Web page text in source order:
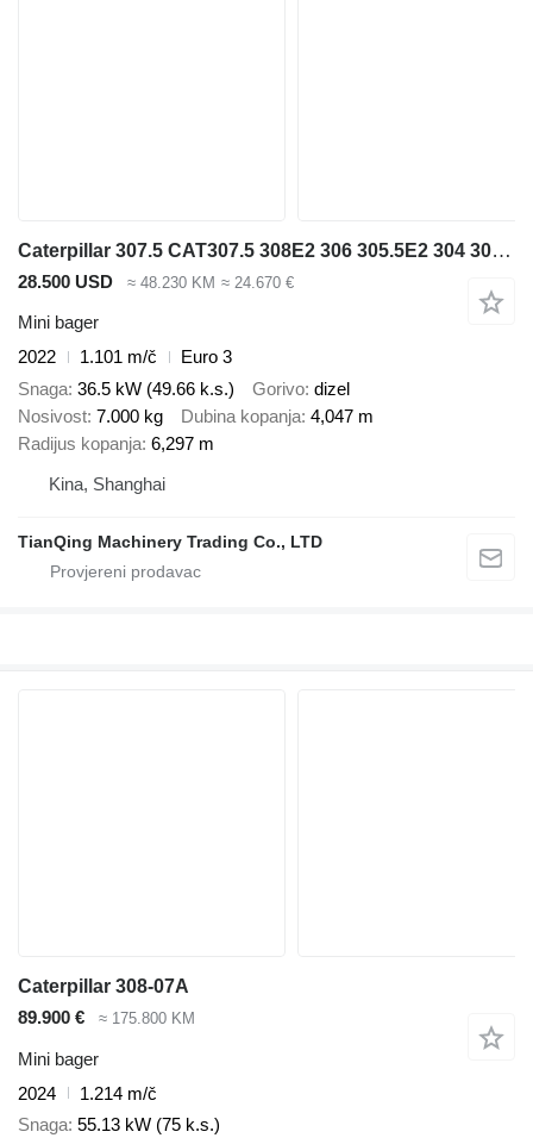
Caterpillar 307.5 CAT307.5 308E2 306 305.5E2 304 303.5
28.500 USD ≈ 48.230 KM ≈ 24.670 €
Mini bager
2022
1.101 m/č
Euro 3
Snaga 36.5 kW (49.66 k.s.) Gorivo dizel
Nosivost 7.000 kg Dubina kopanja 4,047 m
Radijus kopanja 6,297 m
Kina, Shanghai
TianQing Machinery Trading Co., LTD
Caterpillar 308-07A
89.900 €
≈ 175.800 KM
Mini bager
2024
1.214 m/č
Snaga 55.13 kW (75 k.s.)